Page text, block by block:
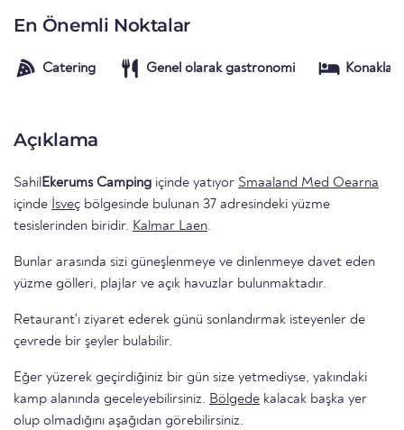
En Önemli Noktalar
Catering Genel olarak gastronomi
Açıklama
SahilEkerums Camping içinde yatıyor Smaaland Med Oearna
içinde İsveç bölgesinde bulunan 37 adresindeki yüzme
tesislerinden biridir. Kalmar Laen.
Bunlar arasında sizi güneşlenmeye ve dinlenmeye davet eden
yüzme gölleri, plajlar ve açık havuzlar bulunmaktadır.
Retaurant'ı ziyaret ederek günü sonlandırmak isteyenler de
çevrede bir şeyler bulabilir.
Eğer yüzerek geçirdiğiniz bir gün size yetmediyse, yakındaki
kamp alanında geceleyebilirsiniz. Bölgede kalacak başka yer
olup olmadığını aşağıdan görebilirsiniz.